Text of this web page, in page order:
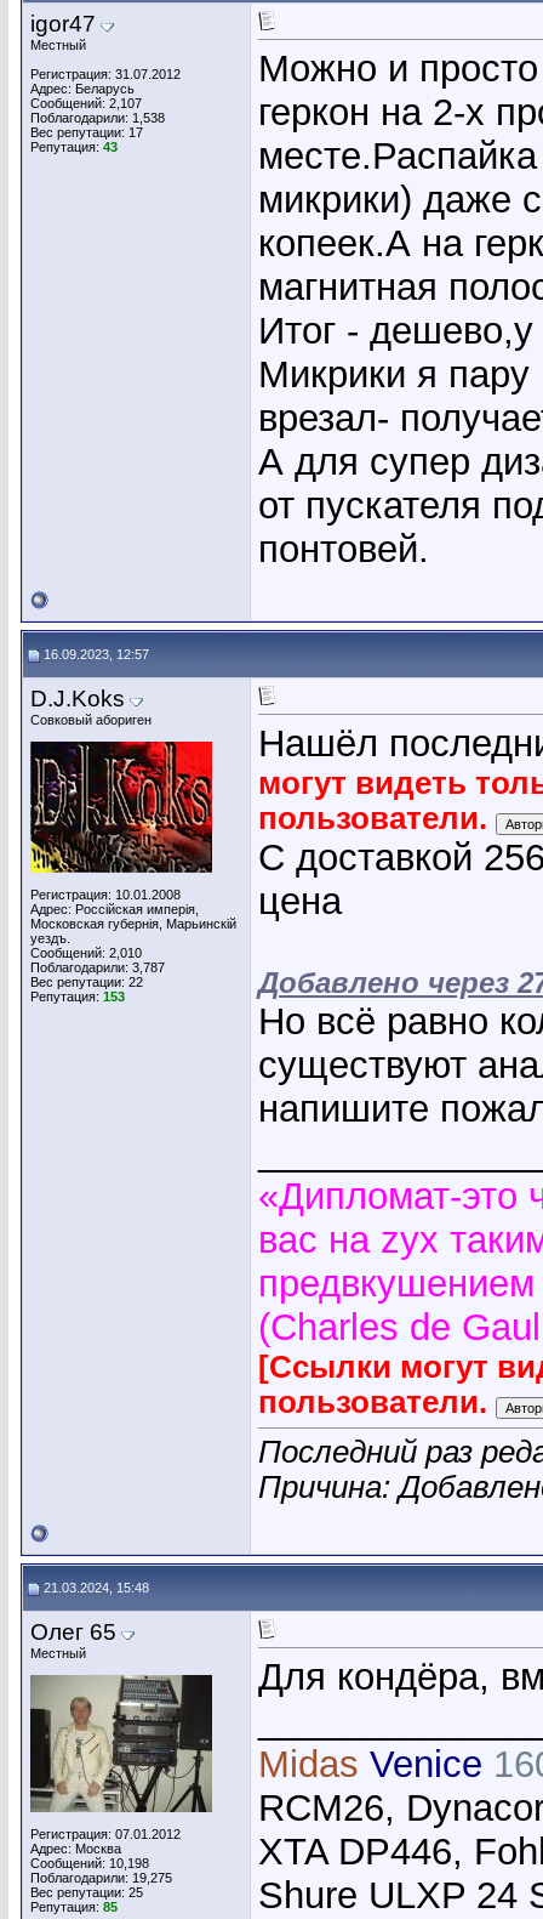
igor47
Местный
Регистрация: 31.07.2012
Адрес: Беларусь
Сообщений: 2,107
Поблагодарили: 1,538
Вес репутации: 17
Репутация: 43
Можно и просто
геркон на 2-х
микрики) даже
копеек.А на
магнитная
Итог - дешево,у
Микрики я
врезал-
А для супер
от пускателя
понтовей.
16.09.2023, 12:57
D.J.Koks
Совковый абориген
Регистрация: 10.01.2008
Адрес: Россiйская имперiя,
Московская губернiя, Марьинскiй
уездъ.
Сообщений: 2,010
Поблагодарили: 3,787
Вес репутации: 22
Репутация: 153
Нашёл
могут видеть
пользователи.
С доставкой
цена
Добавлено через
Но всё равно
существуют
напишите
«Дипломат-это
вас на zyx
(Charles de
[Ссылки могут
пользователи.
Последний раз
Причина:
21.03.2024, 15:48
Олег 65
Местный
Регистрация: 07.01.2012
Адрес: Москва
Сообщений: 10,198
Поблагодарили: 19,275
Вес репутации: 25
Репутация: 85
Для кондёра,
Midas Venice
RCM26,
XTA DP446,
Shure ULXP 24